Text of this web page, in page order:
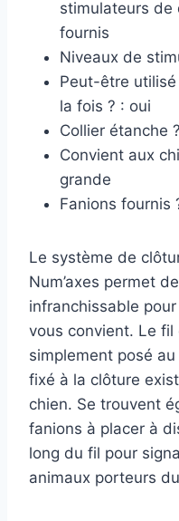
stimulateurs de
fournis
Niveaux de
Peut-être
la fois ? : oui
Collier étanche
Convient aux
grande
Fanions fournis
Le système de
Num’axes permet
infranchissable
vous convient. Le
simplement posé
fixé à la clôture
chien. Se trouvent
fanions à placer à
long du fil pour
animaux porteurs